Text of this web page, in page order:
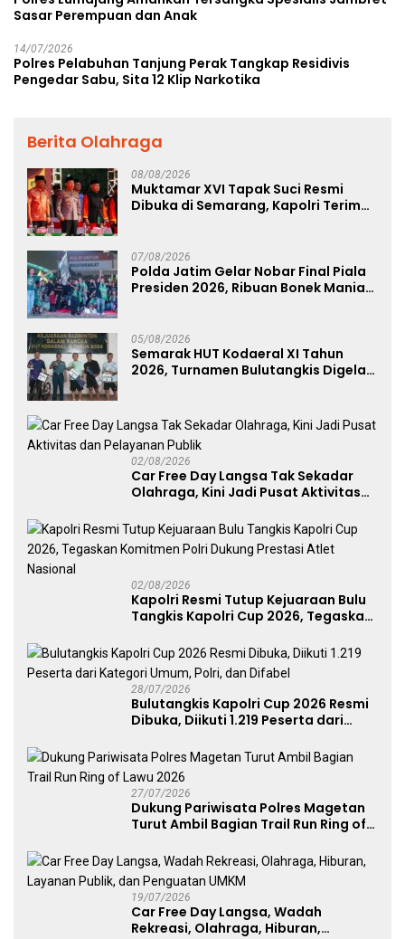
Sasar Perempuan dan Anak
14/07/2026
Polres Pelabuhan Tanjung Perak Tangkap Residivis
Pengedar Sabu, Sita 12 Klip Narkotika
Berita Olahraga
08/08/2026
Muktamar XVI Tapak Suci Resmi
Dibuka di Semarang, Kapolri Terima
07/08/2026
Polda Jatim Gelar Nobar Final Piala
Presiden 2026, Ribuan Bonek Mania
05/08/2026
Semarak HUT Kodaeral XI Tahun
2026, Turnamen Bulutangkis Digelar
02/08/2026
Car Free Day Langsa Tak Sekadar
Olahraga, Kini Jadi Pusat Aktivitas
02/08/2026
Kapolri Resmi Tutup Kejuaraan Bulu
Tangkis Kapolri Cup 2026, Tegaskan
Atlet Nasional
28/07/2026
Bulutangkis Kapolri Cup 2026 Resmi
Dibuka, Diikuti 1.219 Peserta dari
27/07/2026
Dukung Pariwisata Polres Magetan
Turut Ambil Bagian Trail Run Ring of
19/07/2026
Car Free Day Langsa, Wadah
Rekreasi, Olahraga, Hiburan,